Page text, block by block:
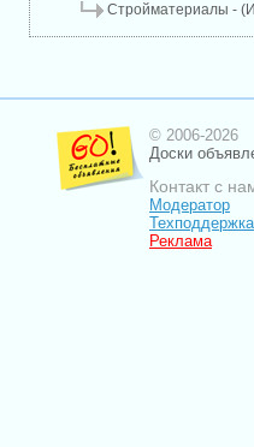
Стройматериалы -
© 2006-2026
Доски
Контакт с
Модератор
Техподдержка
Реклама